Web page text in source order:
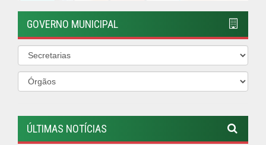
GOVERNO MUNICIPAL
ÚLTIMAS NOTÍCIAS